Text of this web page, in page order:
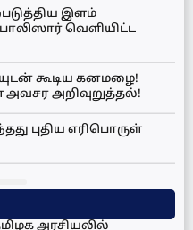
இளம்
வெளியிட்ட
கூடிய கனமழை!
அவசர அறிவுறுத்தல்!
புதிய எரிபொருள்
அரசியலில்